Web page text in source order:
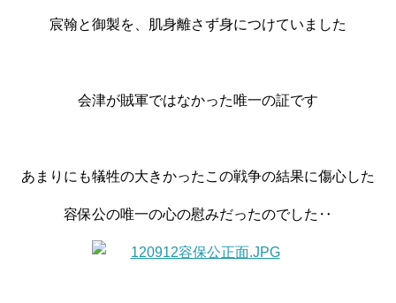
宸翰と御製を、肌身離さず身につけていました
会津が賊軍ではなかった唯一の証です
あまりにも犠牲の大きかったこの戦争の結果に傷心した
容保公の唯一の心の慰みだったのでした‥